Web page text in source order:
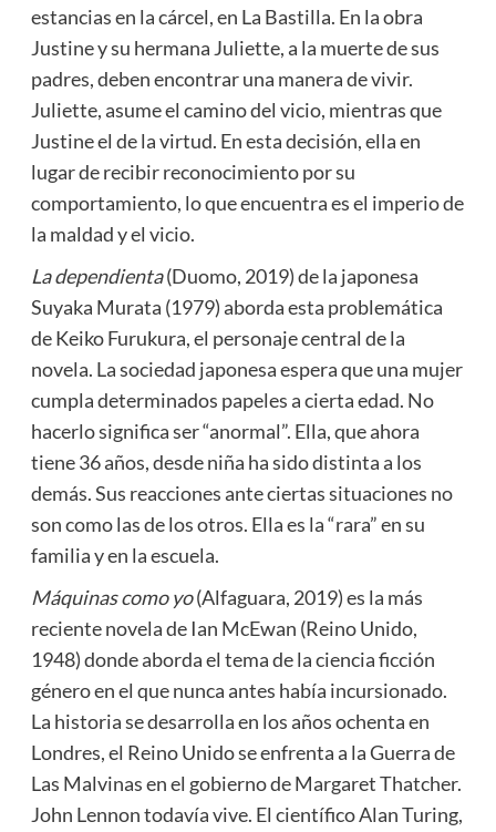
estancias en la cárcel, en La Bastilla. En la obra
Justine y su hermana Juliette, a la muerte de sus
padres, deben encontrar una manera de vivir.
Juliette, asume el camino del vicio, mientras que
Justine el de la virtud. En esta decisión, ella en
lugar de recibir reconocimiento por su
comportamiento, lo que encuentra es el imperio de
la maldad y el vicio.
La dependienta(Duomo, 2019) de la japonesa
Suyaka Murata (1979) aborda esta problemática
de Keiko Furukura, el personaje central de la
novela. La sociedad japonesa espera que una mujer
cumpla determinados papeles a cierta edad. No
hacerlo significa ser “anormal”. Ella, que ahora
tiene 36 años, desde niña ha sido distinta a los
demás. Sus reacciones ante ciertas situaciones no
son como las de los otros. Ella es la “rara” en su
familia y en la escuela.
Máquinas como yo(Alfaguara, 2019) es la más
reciente novela de Ian McEwan (Reino Unido,
1948) donde aborda el tema de la ciencia ficción
género en el que nunca antes había incursionado.
La historia se desarrolla en los años ochenta en
Londres, el Reino Unido se enfrenta a la Guerra de
Las Malvinas en el gobierno de Margaret Thatcher.
John Lennon todavía vive. El científico Alan Turing,